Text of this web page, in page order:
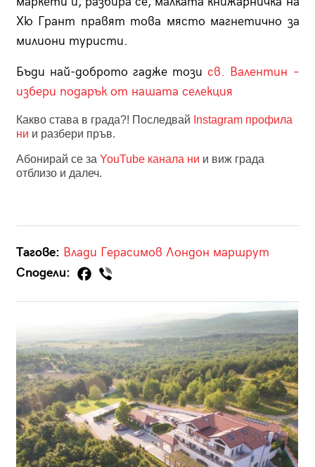
Хю Грант правят това място магнетично за
милиони туристи.
Бъди най-доброто гадже тозисв. Валентин –
избери подарък от нашата селекция
Какво става в града?! Последвай Instagram профила
ни и разбери пръв.
Абонирай се за YouTube канала ни и виж града
отблизо и далеч.
Тагове: Влади Герасимов Лондон маршрут
Сподели: